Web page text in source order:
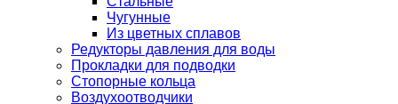
Чугунные
Из цветных сплавов
Редукторы давления для воды
Прокладки для подводки
Стопорные кольца
Воздухоотводчики